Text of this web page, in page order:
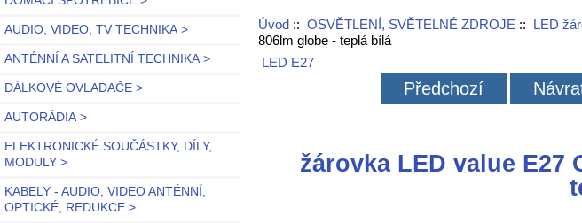
AUDIO, VIDEO, TV TECHNIKA >
ANTÉNNÍ A SATELITNÍ TECHNIKA >
DÁLKOVÉ OVLADAČE >
AUTORÁDIA >
ELEKTRONICKÉ SOUČÁSTKY, DÍLY,
MODULY >
KABELY - AUDIO, VIDEO ANTÉNNÍ,
OPTICKÉ, REDUKCE >
Úvod:: OSVĚTLENÍ, SVĚTELNÉ ZDROJE :: LED
806lm globe - teplá bílá
LED E27
Předchozí
žárovka LED value E27